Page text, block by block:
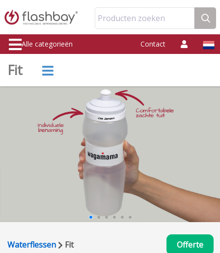
Producten zoeken
Alle categorieën Contact
Fit
Waterflessen Fit Offerte